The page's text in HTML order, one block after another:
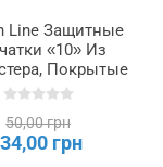
Line Защитные
«10» Из
Покрытые
упаковка
50,00 грн
34,00 грн